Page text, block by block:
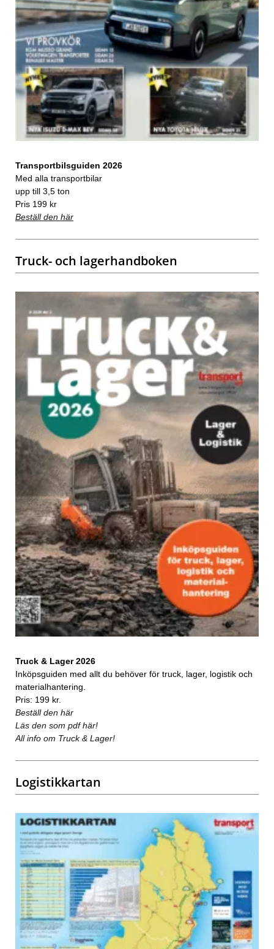
Transportbilsguiden 2026
Med alla transportbilar
upp till 3,5 ton
Pris 199 kr
Beställ den här
Truck- och lagerhandboken
Truck & Lager 2026
Inköpsguiden med allt du behöver för truck, lager, logistik och
materialhantering.
Pris: 199 kr.
Beställ den här
Läs den som pdf här!
All info om Truck & Lager!
Logistikkartan